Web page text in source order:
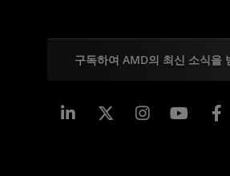
구독하여 AMD의 최신 소식을
Linkedin Instagram